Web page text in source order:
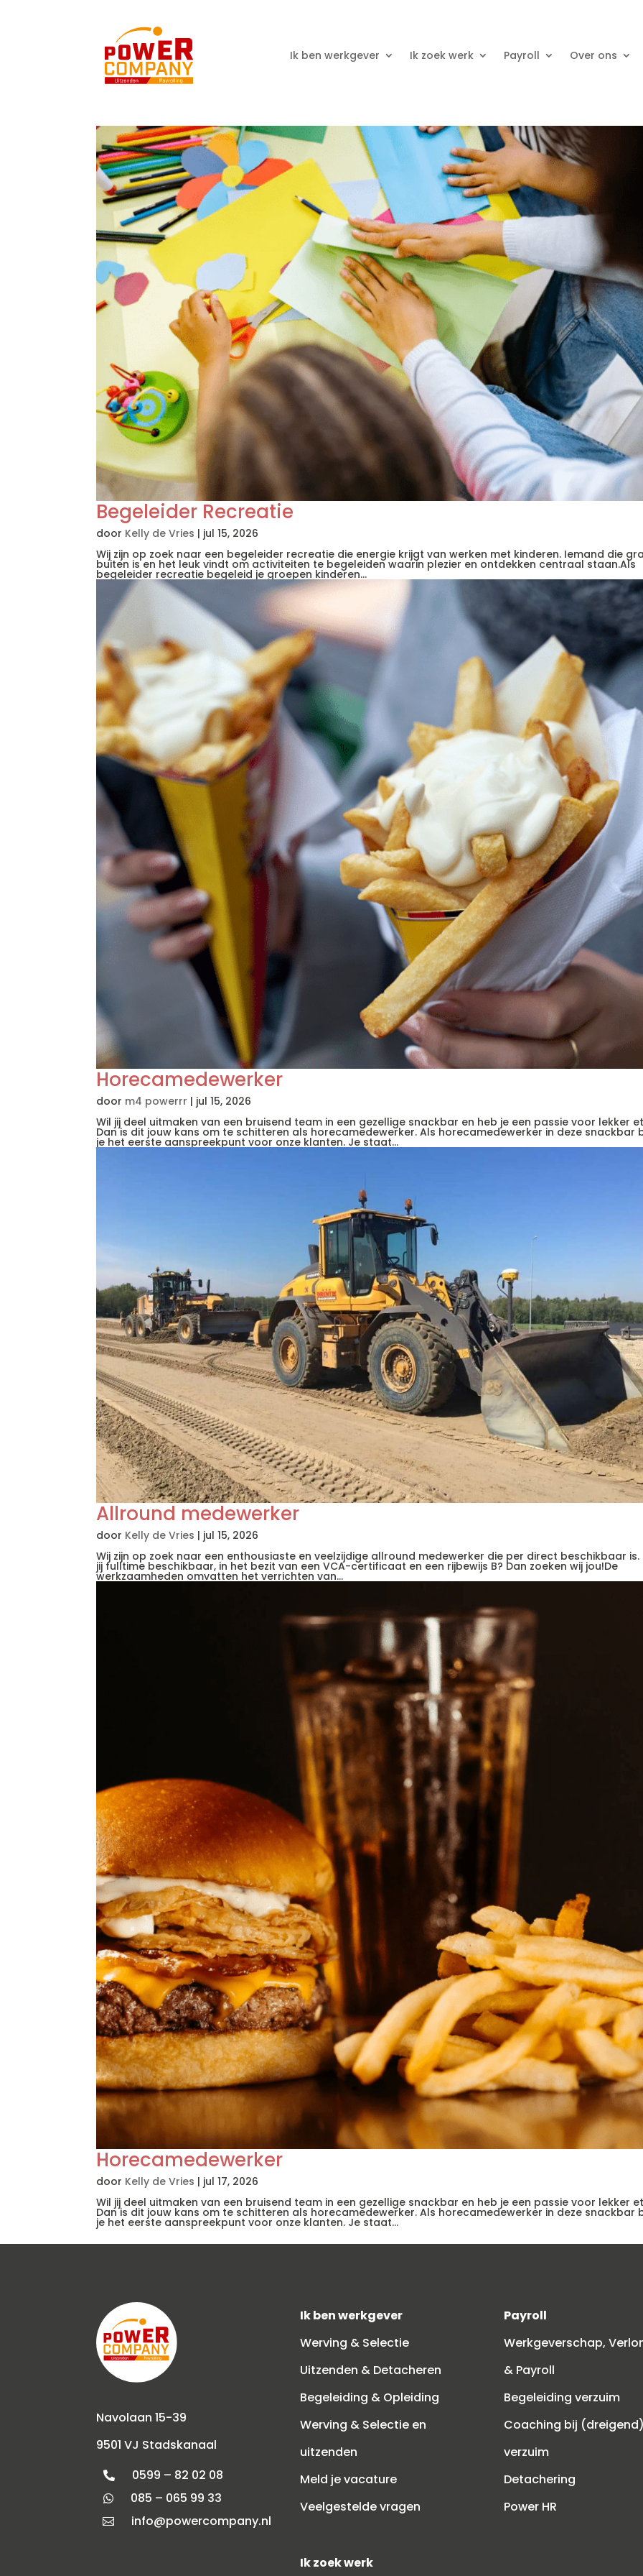
Ik ben werkgever Ik zoek werk Payroll Over ons
Begeleider Recreatie
door Kelly de Vries | jul 15, 2026
Wij zijn op zoek naar een begeleider recreatie die energie krijgt van werken met kinderen. Iemand die
buiten is en het leuk vindt om activiteiten te begeleiden waarin plezier en ontdekken centraal staan.Als
begeleider recreatie begeleid je groepen kinderen...
Horecamedewerker
door m4 powerrr | jul 15, 2026
Wil jij deel uitmaken van een bruisend team in een gezellige snackbar en heb je een passie voor lekker
Dan is dit jouw kans om te schitteren als horecamedewerker. Als horecamedewerker in deze snackbar
je het eerste aanspreekpunt voor onze klanten. Je staat...
Allround medewerker
door Kelly de Vries | jul 15, 2026
Wij zijn op zoek naar een enthousiaste en veelzijdige allround medewerker die per direct beschikbaar is.
jij fulltime beschikbaar, in het bezit van een VCA-certificaat en een rijbewijs B? Dan zoeken wij jou!De
werkzaamheden omvatten het verrichten van...
Horecamedewerker
door Kelly de Vries | jul 17, 2026
Wil jij deel uitmaken van een bruisend team in een gezellige snackbar en heb je een passie voor lekker
Dan is dit jouw kans om te schitteren als horecamedewerker. Als horecamedewerker in deze snackbar
je het eerste aanspreekpunt voor onze klanten. Je staat...
Navolaan 15-39
9501 VJ Stadskanaal
 0599 – 82 02 08
 085 – 065 99 33
 info@powercompany.nl
Ik ben werkgever
Werving & Selectie
Uitzenden & Detacheren
Begeleiding & Opleiding
Werving & Selectie en
uitzenden
Meld je vacature
Veelgestelde vragen
Ik zoek werk
Payroll
Werkgeverschap,
& Payroll
Begeleiding verzuim
Coaching bij
verzuim
Detachering
Power HR